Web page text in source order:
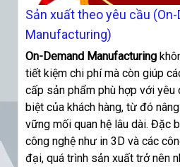
Sản xuất theo yêu cầu (On-
Manufacturing)
On-Demand Manufacturing
tiết kiệm chi phí mà còn giúp
cấp sản phẩm phù hợp với yêu
biệt của khách hàng, từ đó
vững mối quan hệ lâu dài. Đặc
công nghệ như in 3D và các
đại, quá trình sản xuất trở nên